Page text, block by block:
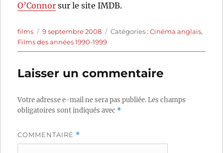
O’Connor sur le site IMDB.
Auteur
films
Publié
le
9 septembre 2008 Catégories
Catégories :Cinéma anglais,
Films des années 1990-1999
Laisser un commentaire
Votre adresse e-mail ne sera pas publiée.Les champs
obligatoires sont indiqués avec *
COMMENTAIRE *